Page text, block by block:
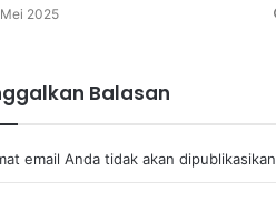
2025
Balasan
email Anda tidak akan